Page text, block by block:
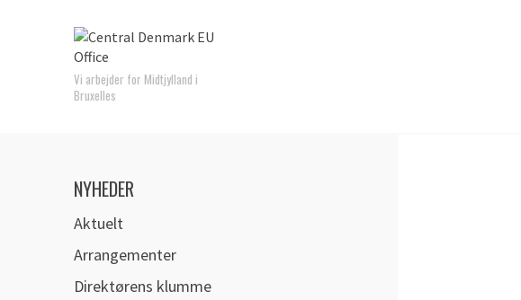
Vi arbejder for Midtjylland i
Bruxelles
NYHEDER
Aktuelt
Arrangementer
Direktørens klumme